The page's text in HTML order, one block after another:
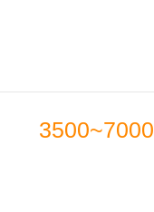
3500~7000